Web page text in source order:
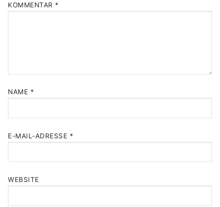
KOMMENTAR *
NAME *
E-MAIL-ADRESSE *
WEBSITE